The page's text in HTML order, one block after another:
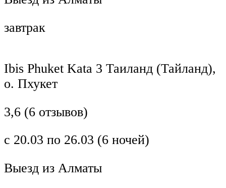
завтрак
Ibis Phuket Kata 3 Таиланд (Тайланд),
о. Пхукет
3,6 (6 отзывов)
с 20.03 по 26.03 (6 ночей)
Выезд из Алматы